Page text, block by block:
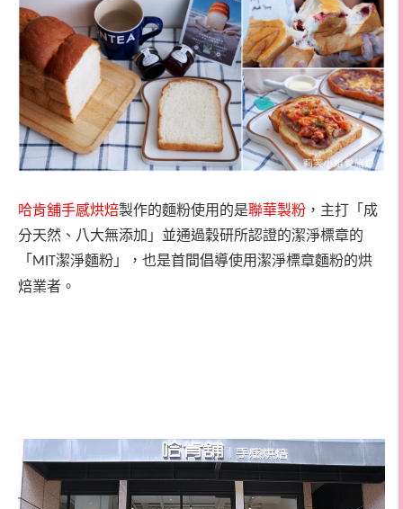
哈肯舖手感烘焙製作的麵粉使用的是聯華製粉 ，主打「成
分天然、八大無添加」並通過穀研所認證的潔淨標章的
「 MIT潔淨麵粉」，也是首間倡導使用潔淨標章麵粉的烘
焙業者。